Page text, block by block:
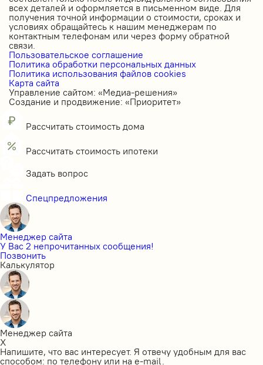
всех деталей и оформляется в письменном виде. Для
получения точной информации о стоимости, сроках и
условиях обращайтесь к нашим менеджерам по
контактным телефонам или через форму обратной
связи.
Пользовательское соглашение
Политика обработки персональных данных
Политика использования файлов cookies
Карта сайта
Управление сайтом: «Медиа-решения»
Создание и продвижение: «Приоритет»
Рассчитать стоимость дома
Рассчитать стоимость ипотеки
Задать вопрос
Спецпредложения
Менеджер сайта
У Вас 2 непрочитанных сообщения!
Позвонить
Калькулятор
Менеджер сайта
X
Напишите, что вас интересует. Я отвечу удобным для вас
способом: по телефону или на e-mail.